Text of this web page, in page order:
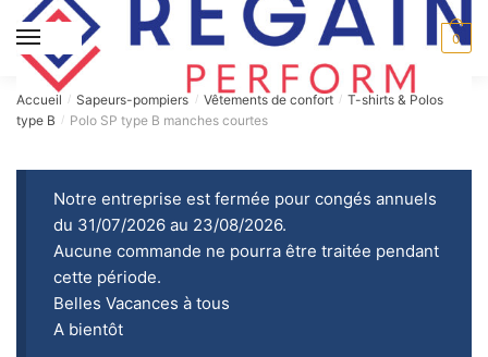
0
Accueil / Sapeurs-pompiers / Vêtements de confort / T-shirts & Polos
type B
/ Polo SP type B manches courtes
Notre entreprise est fermée pour congés annuels
du 31/07/2026 au 23/08/2026.
Aucune commande ne pourra être traitée pendant
cette période.
Belles Vacances à tous
A bientôt